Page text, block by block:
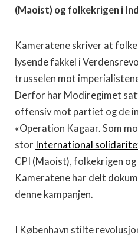
(Maoist) og folkekrigen i
Kameratene skriver at
lysende fakkel i
trusselen mot
Derfor har Modiregimet
offensiv mot partiet og de
«Operation Kagaar. Som
stor International
CPI (Maoist), folkekrigen
Kameratene har delt
denne kampanjen.
I København stilte